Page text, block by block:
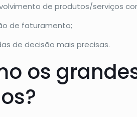
de produtos/serviços
de faturamento;
de decisão mais precisas.
os